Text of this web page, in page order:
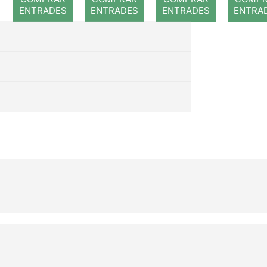
ENTRADES
ENTRADES
cada pas
ENTRADES